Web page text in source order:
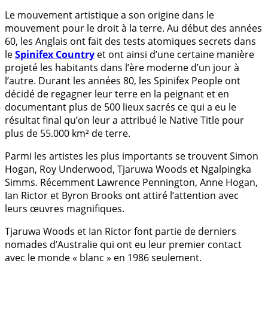
Le mouvement artistique a son origine dans le
mouvement pour le droit à la terre. Au début des années
60, les Anglais ont fait des tests atomiques secrets dans
leSpinifex Country et ont ainsi d’une certaine manière
projeté les habitants dans l’ère moderne d’un jour à
l’autre. Durant les années 80, les Spinifex People ont
décidé de regagner leur terre en la peignant et en
documentant plus de 500 lieux sacrés ce qui a eu le
résultat final qu’on leur a attribué le Native Title pour
plus de 55.000 km² de terre.
Parmi les artistes les plus importants se trouvent Simon
Hogan, Roy Underwood, Tjaruwa Woods et Ngalpingka
Simms. Récemment Lawrence Pennington, Anne Hogan,
Ian Rictor et Byron Brooks ont attiré l’attention avec
leurs œuvres magnifiques.
Tjaruwa Woods et Ian Rictor font partie de derniers
nomades d’Australie qui ont eu leur premier contact
avec le monde « blanc » en 1986 seulement.